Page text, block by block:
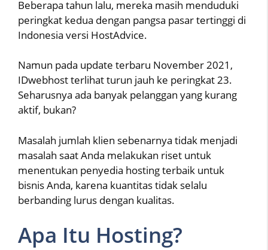
Beberapa tahun lalu, mereka masih menduduki
peringkat kedua dengan pangsa pasar tertinggi di
Indonesia versi HostAdvice.
Namun pada update terbaru November 2021,
IDwebhost terlihat turun jauh ke peringkat 23.
Seharusnya ada banyak pelanggan yang kurang
aktif, bukan?
Masalah jumlah klien sebenarnya tidak menjadi
masalah saat Anda melakukan riset untuk
menentukan penyedia hosting terbaik untuk
bisnis Anda, karena kuantitas tidak selalu
berbanding lurus dengan kualitas.
Apa Itu Hosting?